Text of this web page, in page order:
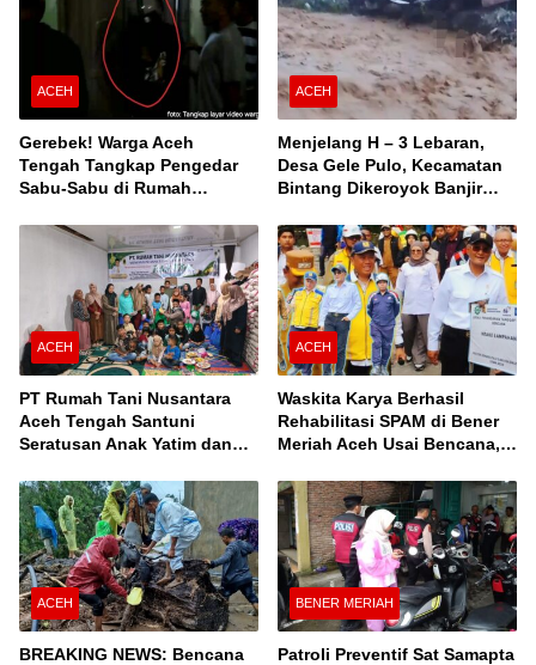
ACEH
Gerebek! Warga Aceh
Tengah Tangkap Pengedar
Sabu-Sabu di Rumah
ACEH
Menjelang H – 3 Lebaran,
Desa Gele Pulo, Kecamatan
Bintang Dikeroyok Banjir
ACEH
PT Rumah Tani Nusantara
Aceh Tengah Santuni
Seratusan Anak Yatim dan
Puasa Bersama
ACEH
Waskita Karya Berhasil
Rehabilitasi SPAM di Bener
Meriah Aceh Usai Bencana,
Air Bagi 3.000 KK
ACEH
BREAKING NEWS: Bencana
BENER MERIAH
Patroli Preventif Sat Samapta